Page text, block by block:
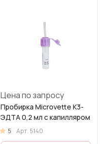
Цена по запросу
Пробирка Microvette К3-
ЭДТА 0,2 мл с капилляром
5 Арт. 5140